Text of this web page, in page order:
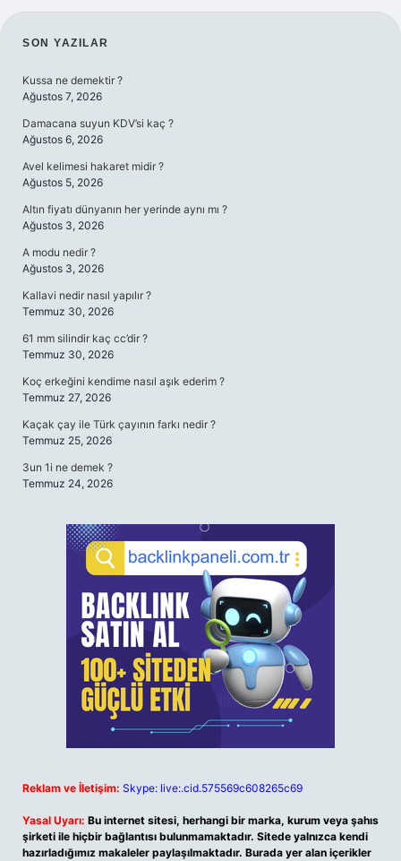
SIDEBAR
SON YAZILAR
Kussa ne demektir ?
Ağustos 7, 2026
Damacana suyun KDV’si kaç ?
Ağustos 6, 2026
Avel kelimesi hakaret midir ?
Ağustos 5, 2026
Altın fiyatı dünyanın her yerinde aynı mı ?
Ağustos 3, 2026
A modu nedir ?
Ağustos 3, 2026
Kallavi nedir nasıl yapılır ?
Temmuz 30, 2026
61 mm silindir kaç cc’dir ?
Temmuz 30, 2026
Koç erkeğini kendime nasıl aşık ederim ?
Temmuz 27, 2026
Kaçak çay ile Türk çayının farkı nedir ?
Temmuz 25, 2026
3un 1i ne demek ?
Temmuz 24, 2026
Reklam ve İletişim: Skype: live:.cid.575569c608265c69
Yasal Uyarı: Bu internet sitesi, herhangi bir marka, kurum veya şahıs
şirketi ile hiçbir bağlantısı bulunmamaktadır. Sitede yalnızca kendi
hazırladığımız makaleler paylaşılmaktadır. Burada yer alan içerikler